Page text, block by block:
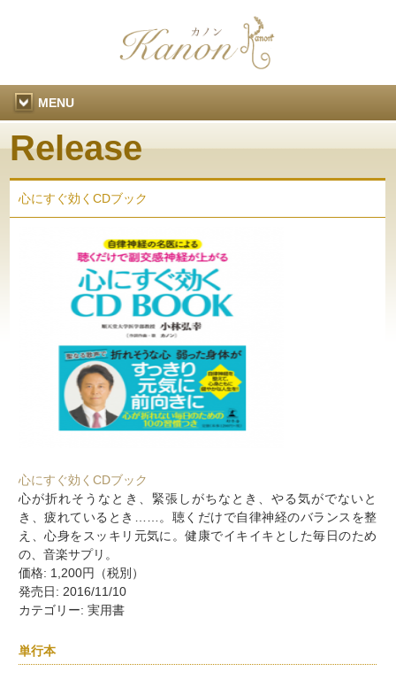
MENU
Release
心にすぐ効くCDブック
心にすぐ効くCDブック
心が折れそうなとき、緊張しがちなとき、やる気がでないと
き、疲れているとき……。聴くだけで自律神経のバランスを整
え、心身をスッキリ元気に。健康でイキイキとした毎日のため
の、音楽サプリ。
価格: 1,200円（税別）
発売日: 2016/11/10
カテゴリー: 実用書
単行本